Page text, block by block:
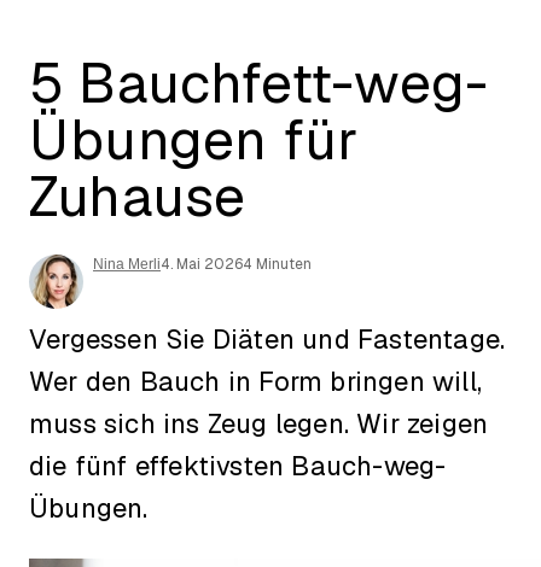
5 Bauchfett-weg-
Übungen für
Zuhause
Nina Merli4. Mai 20264 Minuten
Vergessen Sie Diäten und Fastentage.
Wer den Bauch in Form bringen will,
muss sich ins Zeug legen. Wir zeigen
die fünf effektivsten Bauch-weg-
Übungen.